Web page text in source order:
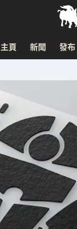
主頁 新聞 發布